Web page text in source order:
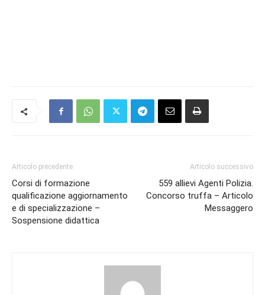
Articolo precedente
Corsi di formazione
qualificazione aggiornamento
e di specializzazione –
Sospensione didattica
Articolo successivo
559 allievi Agenti Polizia.
Concorso truffa – Articolo
Messaggero